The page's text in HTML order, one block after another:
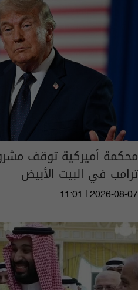
محكمة أميركية توقف
ترامب في البيت الأبيض
11:01 | 2026-08-07